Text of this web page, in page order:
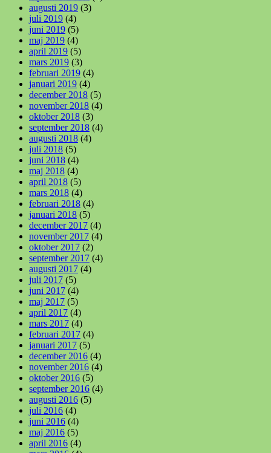
augusti 2019 (3)
juli 2019 (4)
juni 2019 (5)
maj 2019 (4)
april 2019 (5)
mars 2019 (3)
februari 2019 (4)
januari 2019 (4)
december 2018 (5)
november 2018 (4)
oktober 2018 (3)
september 2018 (4)
augusti 2018 (4)
juli 2018 (5)
juni 2018 (4)
maj 2018 (4)
april 2018 (5)
mars 2018 (4)
februari 2018 (4)
januari 2018 (5)
december 2017 (4)
november 2017 (4)
oktober 2017 (2)
september 2017 (4)
augusti 2017 (4)
juli 2017 (5)
juni 2017 (4)
maj 2017 (5)
april 2017 (4)
mars 2017 (4)
februari 2017 (4)
januari 2017 (5)
december 2016 (4)
november 2016 (4)
oktober 2016 (5)
september 2016 (4)
augusti 2016 (5)
juli 2016 (4)
juni 2016 (4)
maj 2016 (5)
april 2016 (4)